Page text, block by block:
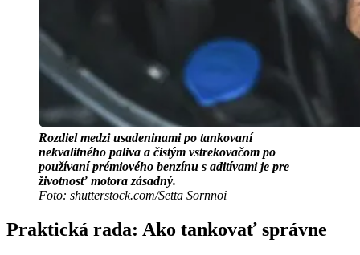
Rozdiel medzi usadeninami po tankovaní
nekvalitného paliva a čistým vstrekovačom po
používaní prémiového benzínu s aditívami je pre
životnosť motora zásadný.
Foto: shutterstock.com/Setta Sornnoi
Praktická rada: Ako tankovať správne